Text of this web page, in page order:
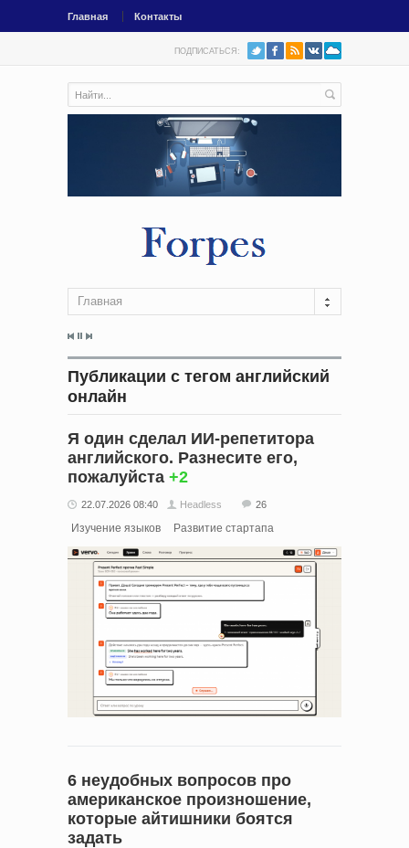
Главная Контакты
ПОДПИСАТЬСЯ:
Главная
Публикации с тегом английский
онлайн
Я один сделал ИИ‑репетитора
английского. Разнесите его,
пожалуйста +2
22.07.2026 08:40 Headless 26
Изучение языков Развитие стартапа
6 неудобных вопросов про
американское произношение,
которые айтишники боятся
задать